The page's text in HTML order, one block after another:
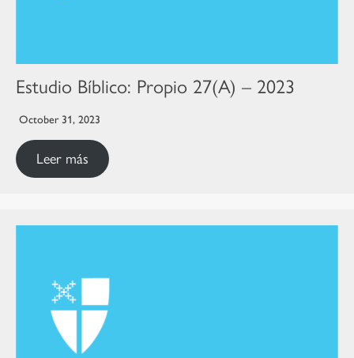
Estudio Bíblico: Propio 27(A) – 2023
October 31, 2023
Leer más